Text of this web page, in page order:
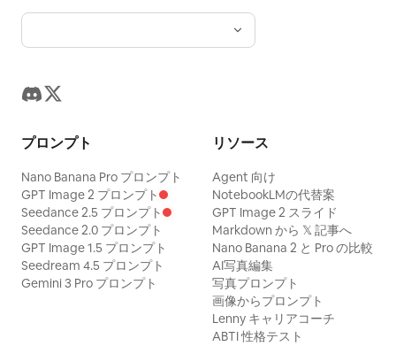
プロンプト
Nano Banana Pro プロンプト
GPT Image 2 プロンプト
Seedance 2.5 プロンプト
Seedance 2.0 プロンプト
GPT Image 1.5 プロンプト
Seedream 4.5 プロンプト
Gemini 3 Pro プロンプト
リソース
Agent 向け
NotebookLMの代替案
GPT Image 2 スライド
Markdown から 𝕏 記事へ
Nano Banana 2 と Pro の比較
AI写真編集
写真プロンプト
画像からプロンプト
Lenny キャリアコーチ
ABTI 性格テスト